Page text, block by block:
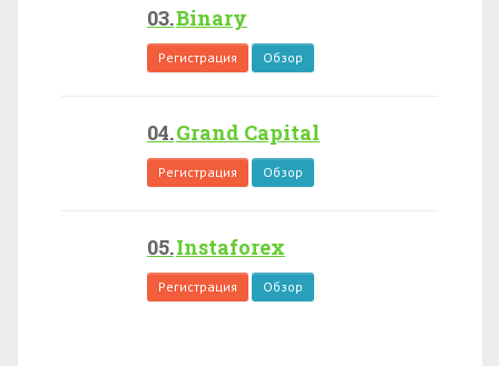
Binary
Регистрация Обзор
Grand Capital
Регистрация Обзор
Instaforex
Регистрация Обзор